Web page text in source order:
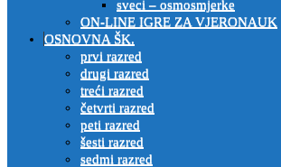
sveci – osmosmjerke
ON-LINE IGRE ZA VJERONAUK
OSNOVNA ŠK.
prvi razred
drugi razred
treći razred
četvrti razred
peti razred
šesti razred
sedmi razred